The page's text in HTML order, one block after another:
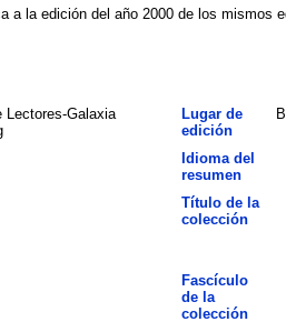
a la edición del año 2000 de los mismos
Lectores-Galaxia
Lugar de
edición
Idioma del
resumen
Título de la
colección
Fascículo
de la
colección